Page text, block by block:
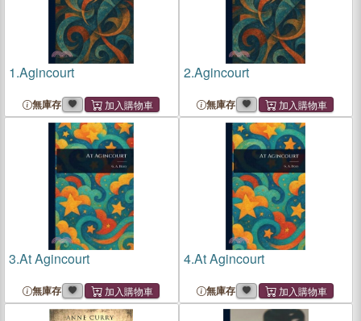
1.Agincourt
無庫存
2.Agincourt
無庫存
3.At Agincourt
無庫存
4.At Agincourt
無庫存